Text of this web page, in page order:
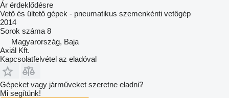
Ár érdeklődésre
Vető és ültető gépek - pneumatikus szemenkénti vetőgép
2014
Sorok száma 8
Magyarország, Baja
Axiál Kft.
Kapcsolatfelvétel az eladóval
Gépeket vagy járműveket szeretne eladni?
Mi segítünk!